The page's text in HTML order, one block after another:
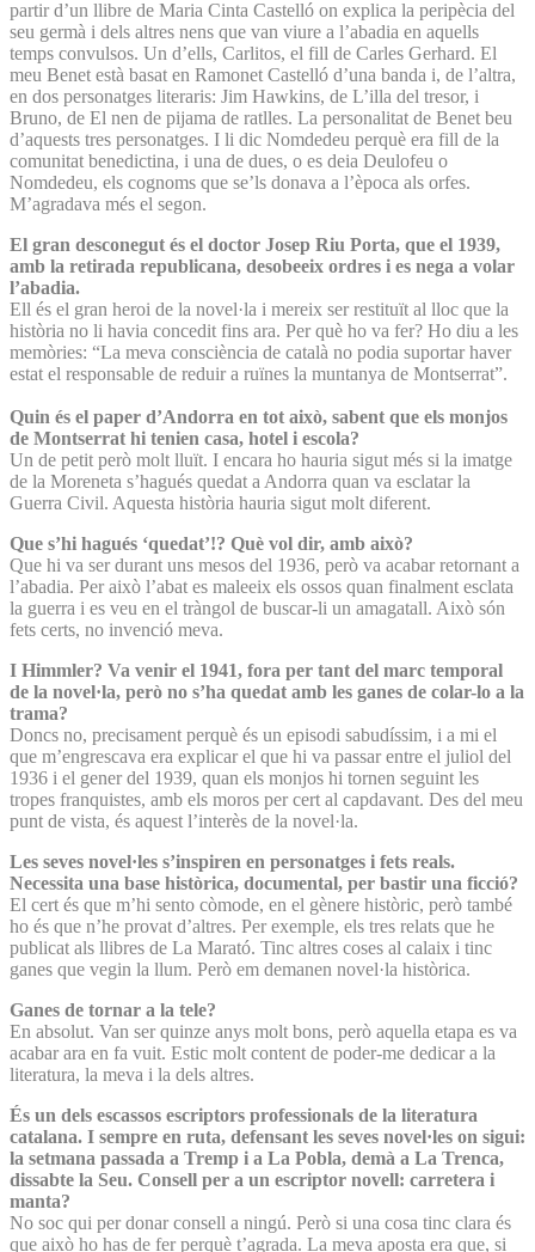
partir d’un llibre de Maria Cinta Castelló on explica la peripècia del
seu germà i dels altres nens que van viure a l’abadia en aquells
temps convulsos. Un d’ells, Carlitos, el fill de Carles Gerhard. El
meu Benet està basat en Ramonet Castelló d’una banda i, de l’altra,
en dos personatges literaris: Jim Hawkins, de L’illa del tresor, i
Bruno, de El nen de pijama de ratlles. La personalitat de Benet beu
d’aquests tres personatges. I li dic Nomdedeu perquè era fill de la
comunitat benedictina, i una de dues, o es deia Deulofeu o
Nomdedeu, els cognoms que se’ls donava a l’època als orfes.
M’agradava més el segon.
El gran desconegut és el doctor Josep Riu Porta, que el 1939,
amb la retirada republicana, desobeeix ordres i es nega a volar
l’abadia.
Ell és el gran heroi de la novel·la i mereix ser restituït al lloc que la
història no li havia concedit fins ara. Per què ho va fer? Ho diu a les
memòries: “La meva consciència de català no podia suportar haver
estat el responsable de reduir a ruïnes la muntanya de Montserrat”.
Quin és el paper d’Andorra en tot això, sabent que els monjos
de Montserrat hi tenien casa, hotel i escola?
Un de petit però molt lluït. I encara ho hauria sigut més si la imatge
de la Moreneta s’hagués quedat a Andorra quan va esclatar la
Guerra Civil. Aquesta història hauria sigut molt diferent.
Que s’hi hagués ‘quedat’!? Què vol dir, amb això?
Que hi va ser durant uns mesos del 1936, però va acabar retornant a
l’abadia. Per això l’abat es maleeix els ossos quan finalment esclata
la guerra i es veu en el tràngol de buscar-li un amagatall. Això són
fets certs, no invenció meva.
I Himmler? Va venir el 1941, fora per tant del marc temporal
de la novel·la, però no s’ha quedat amb les ganes de colar-lo a la
trama?
Doncs no, precisament perquè és un episodi sabudíssim, i a mi el
que m’engrescava era explicar el que hi va passar entre el juliol del
1936 i el gener del 1939, quan els monjos hi tornen seguint les
tropes franquistes, amb els moros per cert al capdavant. Des del meu
punt de vista, és aquest l’interès de la novel·la.
Les seves novel·les s’inspiren en personatges i fets reals.
Necessita una base històrica, documental, per bastir una ficció?
El cert és que m’hi sento còmode, en el gènere històric, però també
ho és que n’he provat d’altres. Per exemple, els tres relats que he
publicat als llibres de La Marató. Tinc altres coses al calaix i tinc
ganes que vegin la llum. Però em demanen novel·la històrica.
Ganes de tornar a la tele?
En absolut. Van ser quinze anys molt bons, però aquella etapa es va
acabar ara en fa vuit. Estic molt content de poder-me dedicar a la
literatura, la meva i la dels altres.
És un dels escassos escriptors professionals de la literatura
catalana. I sempre en ruta, defensant les seves novel·les on sigui:
la setmana passada a Tremp i a La Pobla, demà a La Trenca,
dissabte la Seu. Consell per a un escriptor novell: carretera i
manta?
No soc qui per donar consell a ningú. Però si una cosa tinc clara és
que això ho has de fer perquè t’agrada. La meva aposta era que, si